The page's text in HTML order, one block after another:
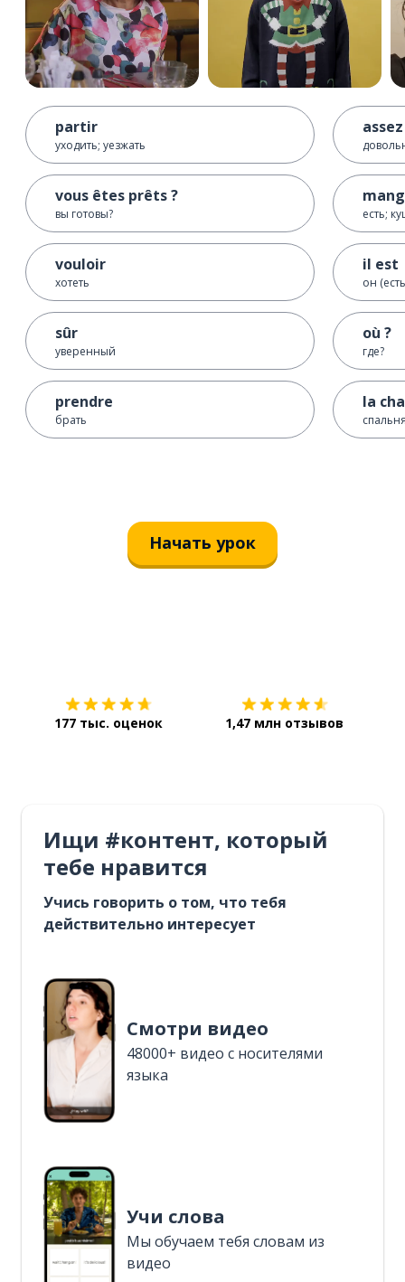
partir
уходить; уезжать
vous êtes prêts ?
вы готовы?
vouloir
хотеть
sûr
уверенный
prendre
брать
assez
есть;
il est
он
où ?
где?
la
Начать урок
177 тыс. оценок 1,47 млн отзывов
Ищи #контент, который
тебе нравится
Учись говорить о том, что тебя
действительно интересует
Смотри видео
48000+ видео с носителями
языка
Учи слова
Мы обучаем тебя словам из
видео